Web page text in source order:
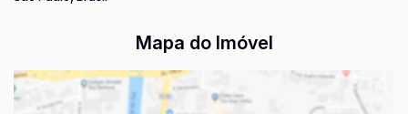
Mapa do Imóvel